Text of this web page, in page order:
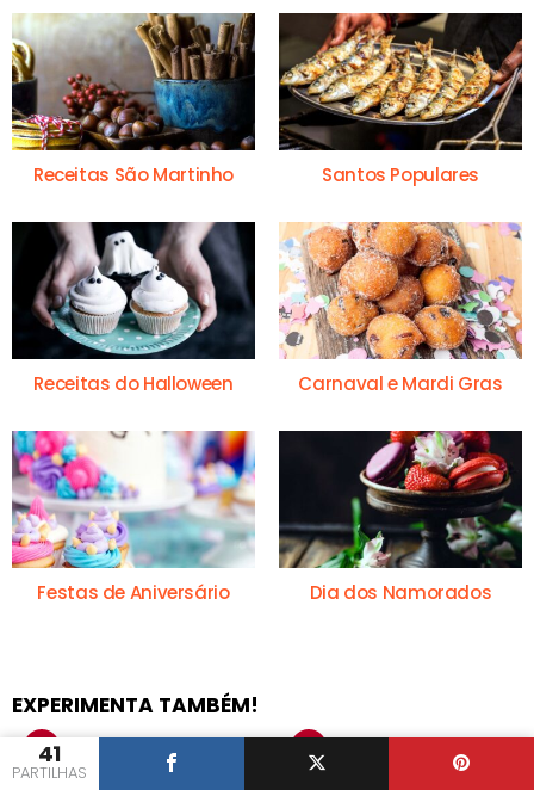
41
PARTILHAS
Receitas São Martinho Santos Populares
Receitas do Halloween Carnaval e Mardi Gras
Festas de Aniversário Dia dos Namorados
EXPERIMENTA TAMBÉM!